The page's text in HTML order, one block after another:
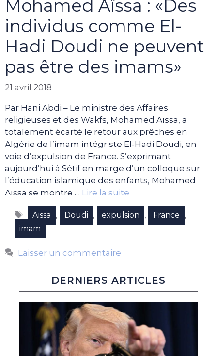
Mohamed Aïssa : «Des
individus comme El-
Hadi Doudi ne peuvent
pas être des imams»
21 avril 2018
Par Hani Abdi – Le ministre des Affaires
religieuses et des Wakfs, Mohamed Aïssa, a
totalement écarté le retour aux prêches en
Algérie de l’imam intégriste El-Hadi Doudi, en
voie d’expulsion de France. S’exprimant
aujourd’hui à Sétif en marge d’un colloque sur
l’éducation islamique des enfants, Mohamed
Aïssa se montre … Lire la suite
Étiquettes
Aïssa , Doudi , expulsion , France ,
imam
Laisser un commentaire
DERNIERS ARTICLES